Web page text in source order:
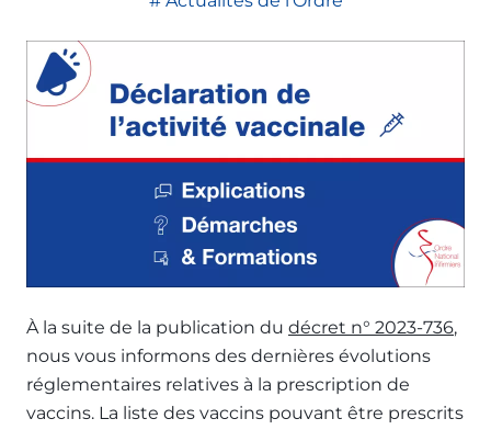
À la suite de la publication du décret n° 2023-736,
nous vous informons des dernières évolutions
réglementaires relatives à la prescription de
vaccins. La liste des vaccins pouvant être prescrits